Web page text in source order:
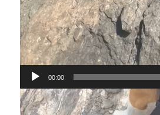
00:00
Lecteur
vidéo